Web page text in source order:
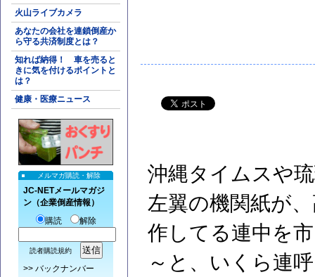
火山ライブカメラ
あなたの会社を連鎖倒産か
ら守る共済制度とは？
知れば納得！ 車を売ると
きに気を付けるポイントと
は？
健康・医療ニュース
メルマガ購読・解除
JC-NETメールマガジ
ン（企業倒産情報）
購読
解除
読者購読規約
>> バックナンバー
沖縄タイムスや
左翼の機関紙が
作してる連中を
～と、いくら連